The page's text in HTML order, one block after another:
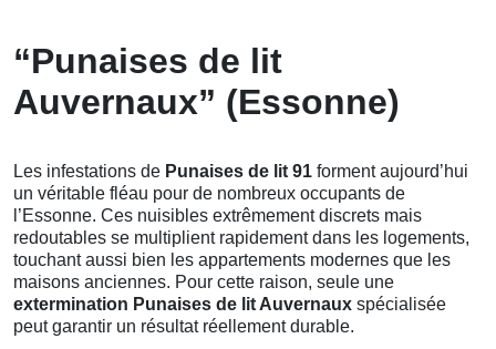
“Punaises de lit
Auvernaux” (Essonne)
Les infestations de Punaises de lit 91 forment aujourd’hui
un véritable fléau pour de nombreux occupants de
l’Essonne. Ces nuisibles extrêmement discrets mais
redoutables se multiplient rapidement dans les logements,
touchant aussi bien les appartements modernes que les
maisons anciennes. Pour cette raison, seule une
extermination Punaises de lit Auvernaux spécialisée
peut garantir un résultat réellement durable.